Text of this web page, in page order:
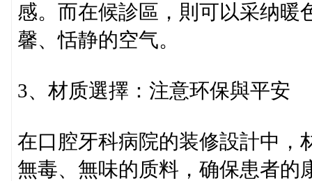
感。而在候診區，則可以采纳暖
馨、恬静的空气。
3、材质選擇：注意环保與平安
在口腔牙科病院的装修設計中，
無毒、無味的质料，确保患者的